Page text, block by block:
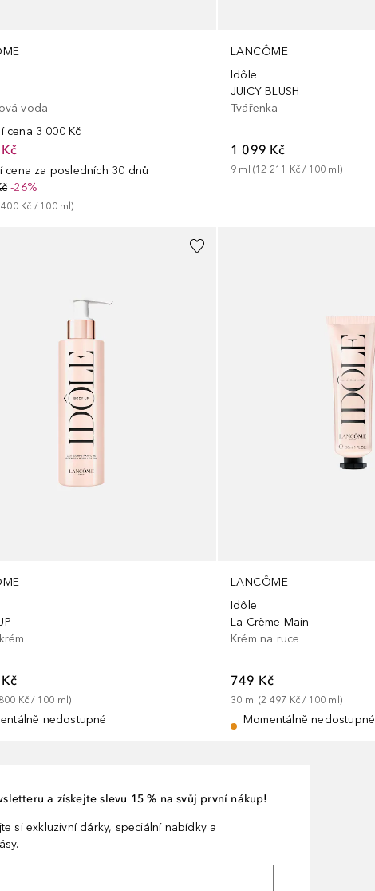
voda
cena 3 000 Kč
cena za posledních 30 dnů
-26%
400 Kč / 100 ml)
LANCÔME
Idôle
JUICY BLUSH
Tvářenka
1 099 Kč
9 ml (12 211 Kč / 100 ml)
800 Kč / 100 ml)
nedostupné
LANCÔME
Idôle
La Crème Main
Krém na ruce
749 Kč
30 ml (2 497 Kč / 100 ml )
Momentálně nedostupné
a získejte slevu 15 % na svůj první nákup!
si exkluzivní dárky, speciální nabídky a